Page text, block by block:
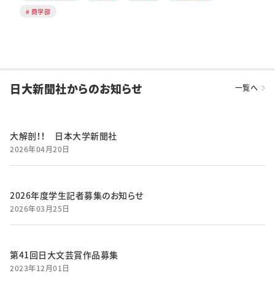
商学部
日大新聞社からのお知らせ 一覧へ
大解剖！！ 日本大学新聞社
2026年04月20日
2026年度学生記者募集のお知らせ
2026年03月25日
第41回日大文芸賞作品募集
2023年12月01日